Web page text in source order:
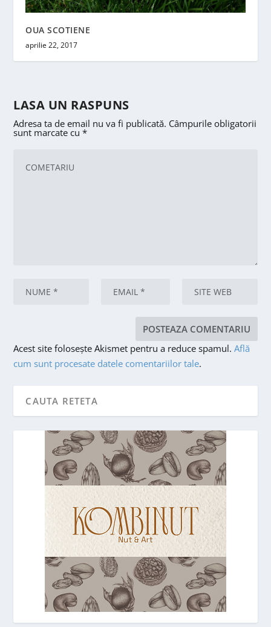
OUA SCOTIENE
aprilie 22, 2017
LASA UN RASPUNS
Adresa ta de email nu va fi publicată. Câmpurile obligatorii
sunt marcate cu*
Acest site folosește Akismet pentru a reduce spamul.Află
cum sunt procesate datele comentariilor tale.